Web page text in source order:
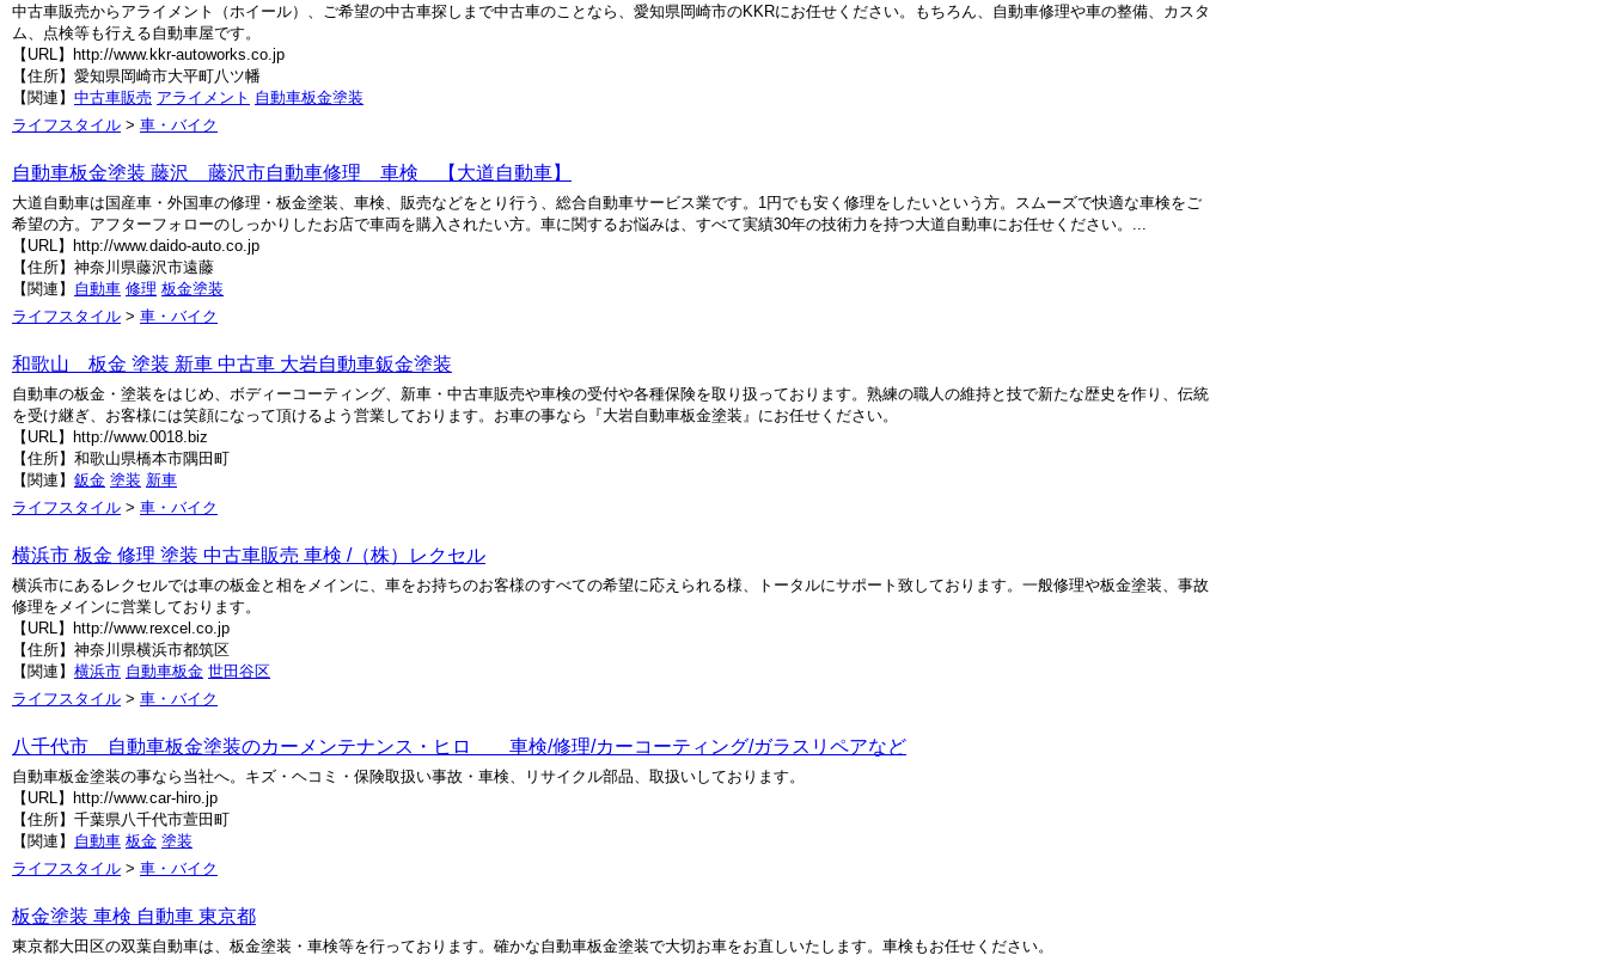
中古車販売からアライメント（ホイール）、ご希望の中古車探しまで中古車のことなら、愛知県岡崎市のKKRにお任せください。もちろん、自動車修理や車の整備、カスタ
ム、点検等も行える自動車屋です。
【URL】http://www.kkr-autoworks.co.jp
【住所】愛知県岡崎市大平町八ツ幡
【関連】 中古車販売 アライメント 自動車板金塗装
ライフスタイル > 車・バイク
自動車板金塗装 藤沢 藤沢市自動車修理 車検 【大道自動車】
大道自動車は国産車・外国車の修理・板金塗装、車検、販売などをとり行う、総合自動車サービス業です。1円でも安く修理をしたいという方。スムーズで快適な車検をご
希望の方。アフターフォローのしっかりしたお店で車両を購入されたい方。車に関するお悩みは、すべて実績30年の技術力を持つ大道自動車にお任せください。...
【URL】http://www.daido-auto.co.jp
【住所】神奈川県藤沢市遠藤
【関連】 自動車 修理 板金塗装
ライフスタイル > 車・バイク
和歌山 板金 塗装 新車 中古車 大岩自動車鈑金塗装
自動車の板金・塗装をはじめ、ボディーコーティング、新車・中古車販売や車検の受付や各種保険を取り扱っております。熟練の職人の維持と技で新たな歴史を作り、伝統
を受け継ぎ、お客様には笑顔になって頂けるよう営業しております。お車の事なら『大岩自動車板金塗装』にお任せください。
【URL】http://www.0018.biz
【住所】和歌山県橋本市隅田町
【関連】 鈑金 塗装 新車
ライフスタイル > 車・バイク
横浜市 板金 修理 塗装 中古車販売 車検 /（株）レクセル
横浜市にあるレクセルでは車の板金と相をメインに、車をお持ちのお客様のすべての希望に応えられる様、トータルにサポート致しております。一般修理や板金塗装、事故
修理をメインに営業しております。
【URL】http://www.rexcel.co.jp
【住所】神奈川県横浜市都筑区
【関連】 横浜市 自動車板金 世田谷区
ライフスタイル > 車・バイク
八千代市 自動車板金塗装のカーメンテナンス・ヒロ 車検/修理/カーコーティング/ガラスリペアなど
自動車板金塗装の事なら当社へ。キズ・ヘコミ・保険取扱い事故・車検、リサイクル部品、取扱いしております。
【URL】http://www.car-hiro.jp
【住所】千葉県八千代市萱田町
【関連】 自動車 板金 塗装
ライフスタイル > 車・バイク
板金塗装 車検 自動車 東京都
東京都大田区の双葉自動車は、板金塗装・車検等を行っております。確かな自動車板金塗装で大切お車をお直しいたします。車検もお任せください。